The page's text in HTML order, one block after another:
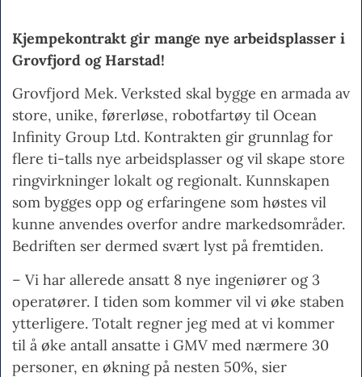
Kjempekontrakt gir mange nye arbeidsplasser i
Grovfjord og Harstad!
Grovfjord Mek. Verksted skal bygge en armada av
store, unike, førerløse, robotfartøy til Ocean
Infinity Group Ltd. Kontrakten gir grunnlag for
flere ti-talls nye arbeidsplasser og vil skape store
ringvirkninger lokalt og regionalt. Kunnskapen
som bygges opp og erfaringene som høstes vil
kunne anvendes overfor andre markedsområder.
Bedriften ser dermed svært lyst på fremtiden.
– Vi har allerede ansatt 8 nye ingeniører og 3
operatører. I tiden som kommer vil vi øke staben
ytterligere. Totalt regner jeg med at vi kommer
til å øke antall ansatte i GMV med nærmere 30
personer, en økning på nesten 50%, sier